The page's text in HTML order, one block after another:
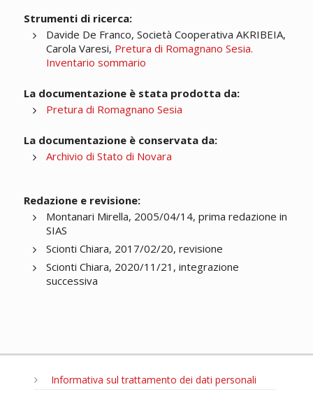
Strumenti di ricerca:
Davide De Franco, Società Cooperativa AKRIBEIA,
Carola Varesi, Pretura di Romagnano Sesia.
Inventario sommario
La documentazione è stata prodotta da:
Pretura di Romagnano Sesia
La documentazione è conservata da:
Archivio di Stato di Novara
Redazione e revisione:
Montanari Mirella, 2005/04/14, prima redazione in
SIAS
Scionti Chiara, 2017/02/20, revisione
Scionti Chiara, 2020/11/21, integrazione
successiva
Informativa sul trattamento dei dati personali